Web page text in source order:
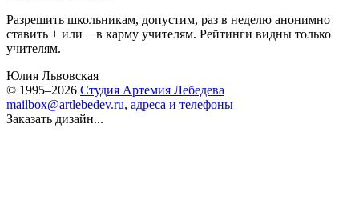
Разрешить школьникам, допустим, раз в неделю анонимно
ставить + или − в карму учителям. Рейтинги видны только
учителям.
Юлия Львовская
© 1995–2026 Студия Артемия Лебедева
mailbox@artlebedev.ru, адреса и телефоны
Заказать дизайн...